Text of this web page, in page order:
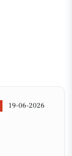
19-06-2026